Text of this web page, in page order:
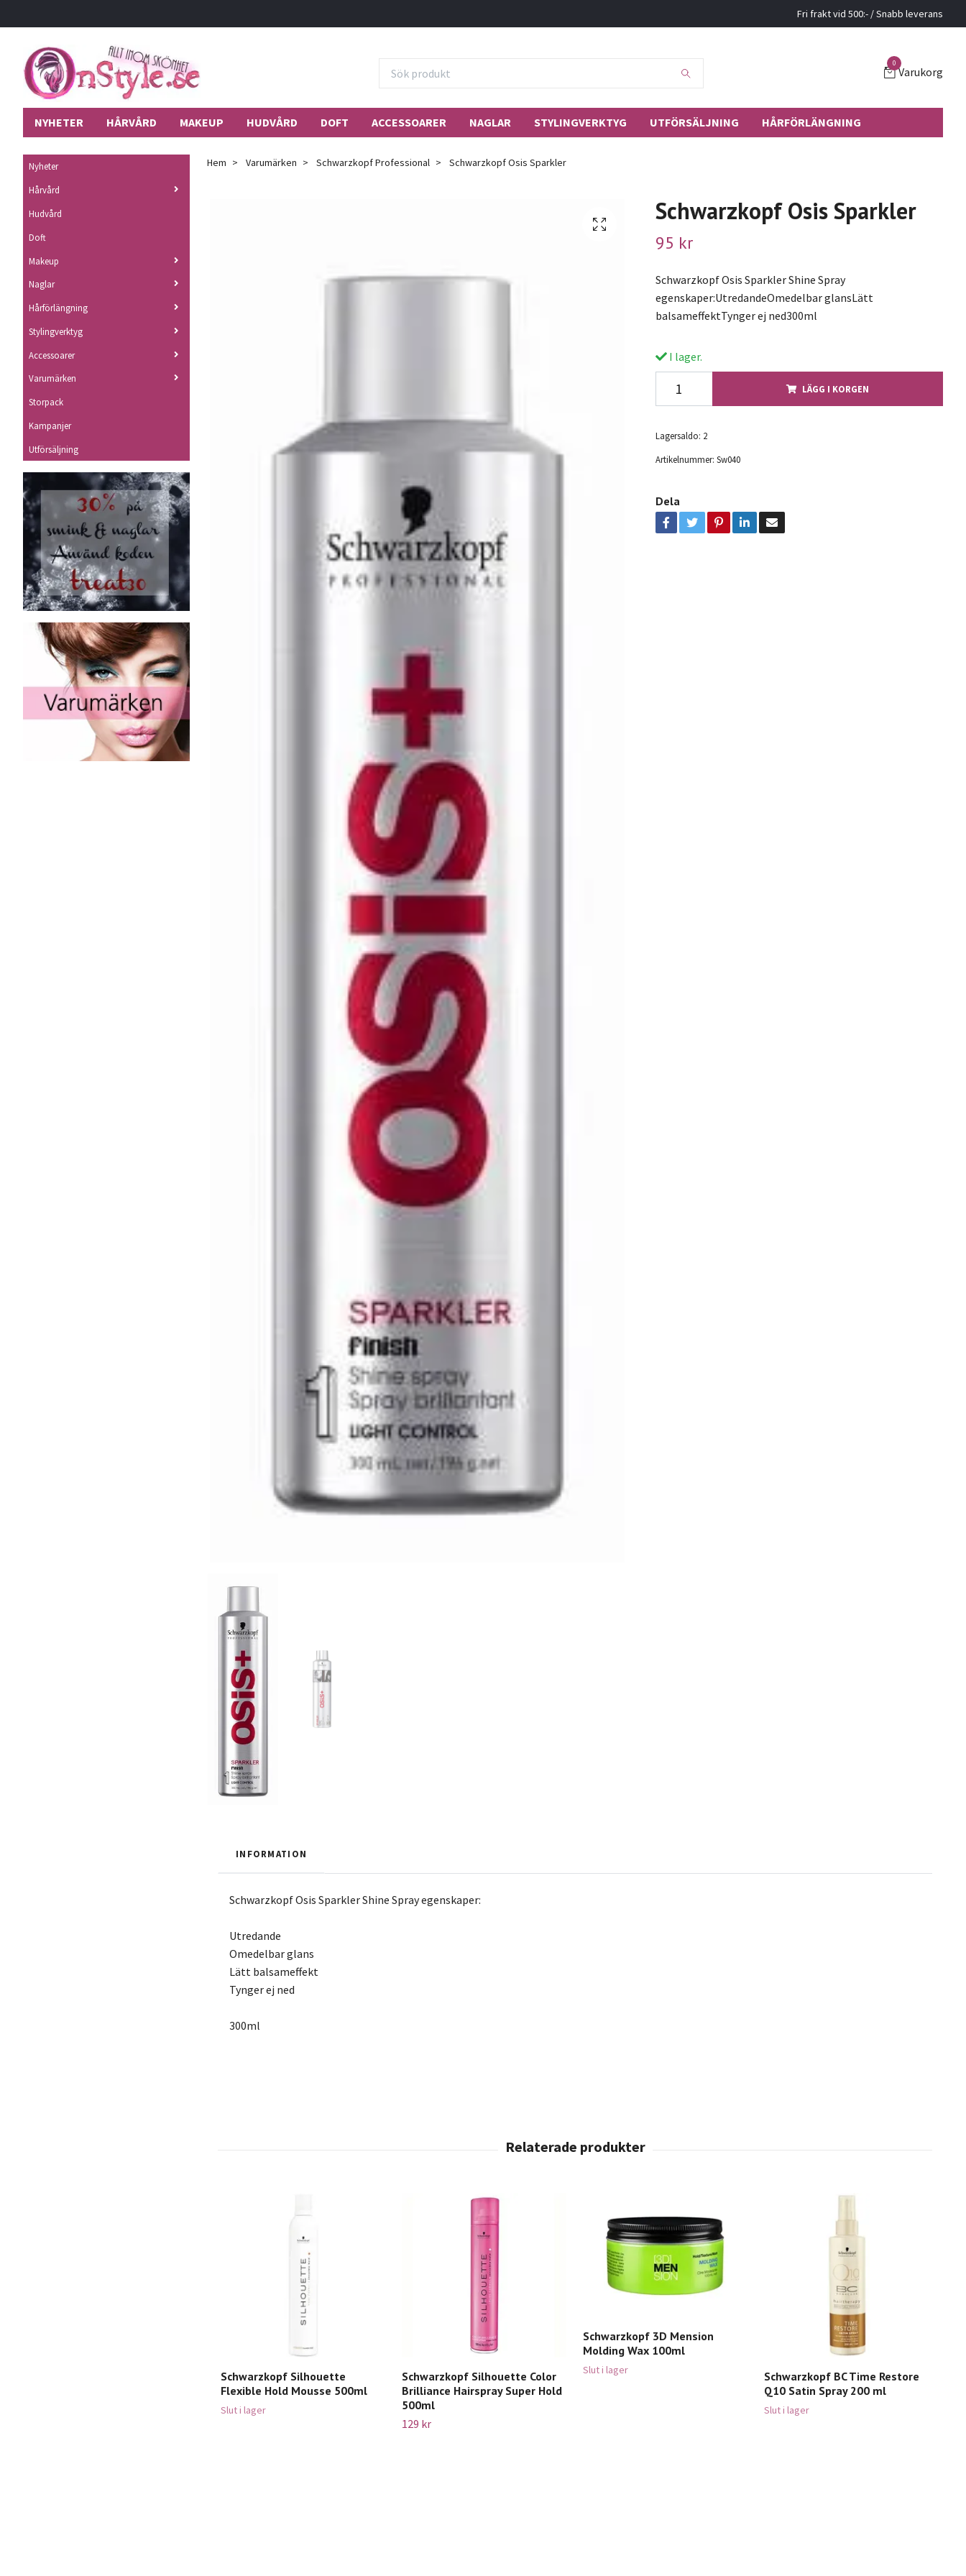
Fri frakt vid 500:- / Snabb leverans
0
Varukorg
NYHETER HÅRVÅRD MAKEUP HUDVÅRD DOFT ACCESSOARER NAGLAR STYLINGVERKTYG UTFÖRSÄLJNING HÅRFÖRLÄNGNING
Nyheter
Hårvård
Hudvård
Doft
Makeup
Naglar
Hårförlängning
Stylingverktyg
Accessoarer
Varumärken
Storpack
Kampanjer
Utförsäljning
Hem Varumärken Schwarzkopf Professional Schwarzkopf Osis Sparkler
Schwarzkopf Osis Sparkler
95 kr
Schwarzkopf Osis Sparkler Shine Spray
egenskaper:UtredandeOmedelbar glansLätt
balsameffektTynger ej ned300ml
I lager.
LÄGG I KORGEN
Lagersaldo: 2
Artikelnummer: Sw040
Dela
INFORMATION
Schwarzkopf Osis Sparkler Shine Spray egenskaper:
Utredande
Omedelbar glans
Lätt balsameffekt
Tynger ej ned
300ml
Schwarzkopf Silhouette
Flexible Hold Mousse 500ml
Slut i lager
Schwarzkopf Silhouette Color
Brilliance Hairspray Super Hold
500ml
129 kr
Schwarzkopf 3D Mension
Molding Wax 100ml
Slut i lager
Schwarzkopf BC Time Restore
Q10 Satin Spray 200 ml
Slut i lager